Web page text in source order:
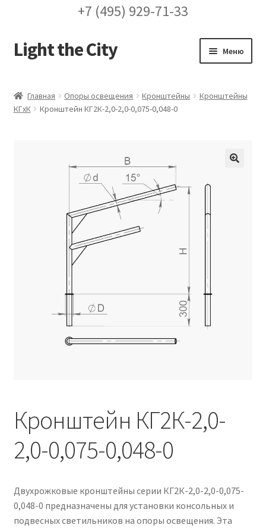
+7 (495) 929-71-33
Перейти
к
Перейти
к
Light the City Меню
FAQ про кронштейны
Доставка и оплата
Заказ проекта освещения
кронштейнов «Opora Engineering»
Отправить заявку
Политика конфиденциальности
Главная Опоры освещения Кронштейны
Кронштейны
КГxК
Кронштейн КГ2К-2,0-2,0-0,075-0,048-0
Кронштейн КГ2К-2,0-
2,0-0,075-0,048-0
Двухрожковые кронштейны серии КГ2К-2,0-2,0-0,075-
0,048-0 предназначены для установки консольных и
подвесных светильников на опоры освещения. Эта